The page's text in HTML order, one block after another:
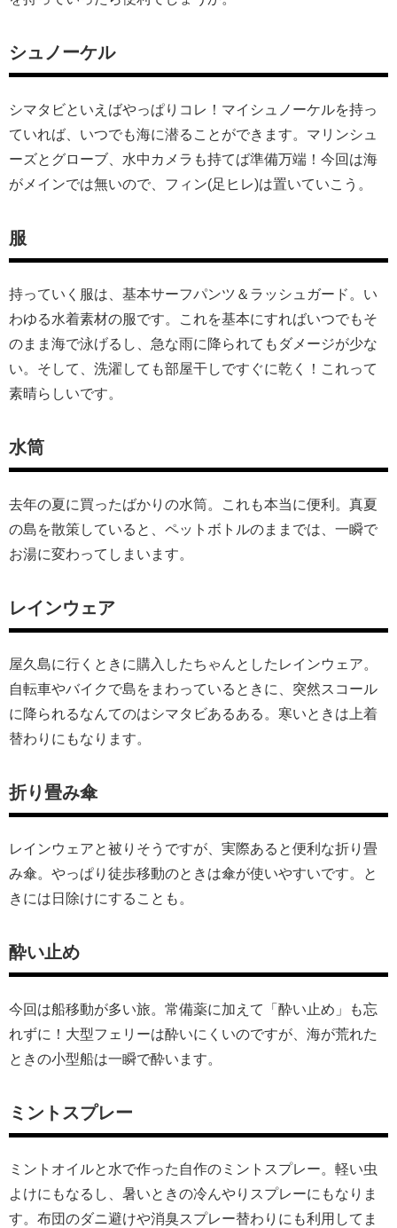
シュノーケル
シマタビといえばやっぱりコレ！マイシュノーケルを持っ
ていれば、いつでも海に潜ることができます。マリンシュ
ーズとグローブ、水中カメラも持てば準備万端！今回は海
がメインでは無いので、フィン(足ヒレ)は置いていこう。
服
持っていく服は、基本サーフパンツ＆ラッシュガード。い
わゆる水着素材の服です。これを基本にすればいつでもそ
のまま海で泳げるし、急な雨に降られてもダメージが少な
い。そして、洗濯しても部屋干しですぐに乾く！これって
素晴らしいです。
水筒
去年の夏に買ったばかりの水筒。これも本当に便利。真夏
の島を散策していると、ペットボトルのままでは、一瞬で
お湯に変わってしまいます。
レインウェア
屋久島に行くときに購入したちゃんとしたレインウェア。
自転車やバイクで島をまわっているときに、突然スコール
に降られるなんてのはシマタビあるある。寒いときは上着
替わりにもなります。
折り畳み傘
レインウェアと被りそうですが、実際あると便利な折り畳
み傘。やっぱり徒歩移動のときは傘が使いやすいです。と
きには日除けにすることも。
酔い止め
今回は船移動が多い旅。常備薬に加えて「酔い止め」も忘
れずに！大型フェリーは酔いにくいのですが、海が荒れた
ときの小型船は一瞬で酔います。
ミントスプレー
ミントオイルと水で作った自作のミントスプレー。軽い虫
よけにもなるし、暑いときの冷んやりスプレーにもなりま
す。布団のダニ避けや消臭スプレー替わりにも利用してま